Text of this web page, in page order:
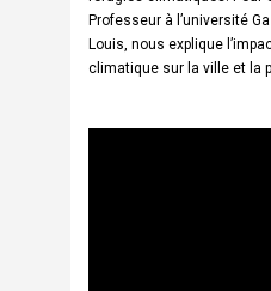
Professeur à l’université
Louis, nous explique
climatique sur la ville et la